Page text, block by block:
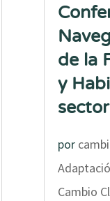
de la
y
por
Cambio